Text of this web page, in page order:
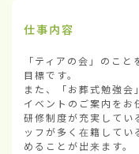
仕事内容
「ティアの会」のこ
目標です。
また、「お葬式勉強
イベントのご案内をお
研修制度が充実してい
ッフが多く在籍して
めることが出来ます。